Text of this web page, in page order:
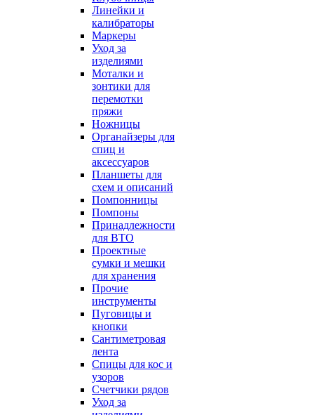
Линейки и
калибраторы
Маркеры
Уход за
изделиями
Моталки и
зонтики для
перемотки
пряжи
Ножницы
Органайзеры для
спиц и
аксессуаров
Планшеты для
схем и описаний
Помпонницы
Помпоны
Принадлежности
для ВТО
Проектные
сумки и мешки
для хранения
Прочие
инструменты
Пуговицы и
кнопки
Сантиметровая
лента
Спицы для кос и
узоров
Счетчики рядов
Уход за